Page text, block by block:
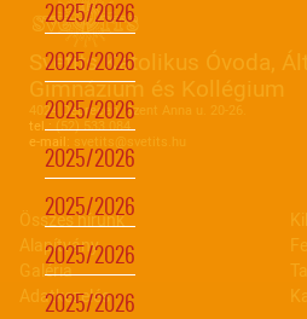
2025/2026
2025/2026
2025/2026
2025/2026
2025/2026
2025/2026
2025/2026
Svetits Katolikus Óvoda,
Gimnázium és Kollégium
4024 Debrecen, Szent Anna u. 20-26.
tel.:
(52) 533 084
e-mail:
svetits@svetits.hu
Lábléc 2
Összes hírünk
Alapítvány
Galéria
Adatkezelés